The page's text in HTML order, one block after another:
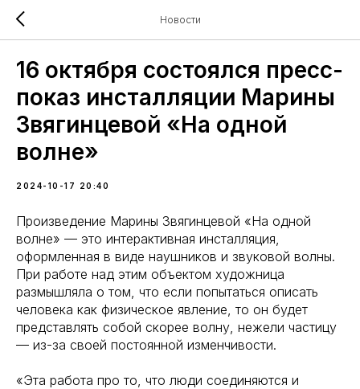
Новости
16 октября состоялся пресс-
показ инсталляции Марины
Звягинцевой «На одной
волне»
2024-10-17 20:40
Произведение Марины Звягинцевой «На одной
волне» — это интерактивная инсталляция,
оформленная в виде наушников и звуковой волны.
При работе над этим объектом художница
размышляла о том, что если попытаться описать
человека как физическое явление, то он будет
представлять собой скорее волну, нежели частицу
— из-за своей постоянной изменчивости.
«Эта работа про то, что люди соединяются и